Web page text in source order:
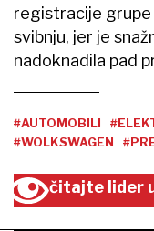
registracije grupe
svibnju, jer je
nadoknadila pad
#AUTOMOBILI
#WOLKSWAGEN
čitajte lider